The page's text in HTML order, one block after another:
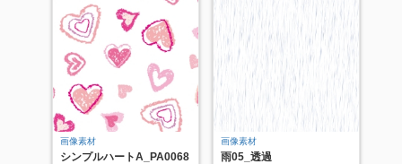
画像素材
シンプルハートA_PA0068
画像素材
雨05_透過